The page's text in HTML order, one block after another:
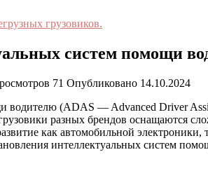
грузовиков.
систем помощи
71 Опубликовано 14.10.2024
(ADAS — Advanced Driver
разных брендов оснащаются
как автомобильной
интеллектуальных систем